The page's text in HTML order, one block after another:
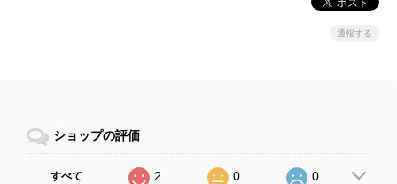
通報する
ショップの評価
すべて 2 0 0